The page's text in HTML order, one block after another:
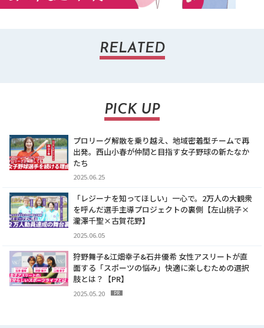
RELATED
PICK UP
プロリーグ解散を乗り越え、地域密着型チームで再
出発。西山小春が仲間と目指す女子野球の新たなか
たち
2025.06.25
「レジーナを知ってほしい」一心で。2万人の大観衆
を呼んだ選手主導プロジェクトの裏側【左山桃子×
瀧澤千聖×古賀花野】
2025.06.05
狩野舞子&江畑幸子&石井優希 女性アスリートが直
面する「スポーツの悩み」快適に楽しむための選択
肢とは？【PR】
2025.05.20 PR